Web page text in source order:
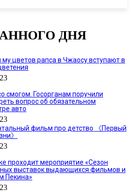
ДНЯ
му цветов рапса в Чжаосу вступают в
смогом. Госорганам поручили
вопрос об обязательном
авто
фильм про детство 《Первый
》
проходит мероприятие «Сезон
выставок выдающихся фильмов и
Пекина»